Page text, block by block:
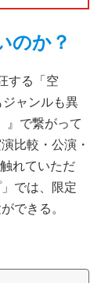
のか？
する「空
ャンルも異
』で繋がって
比較・公演・
れていただ
では、限定
できる。